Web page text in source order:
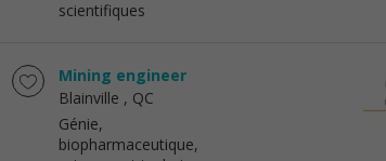
scientifiques
Mining engineer
Blainville , QC
Génie,
biopharmaceutique,